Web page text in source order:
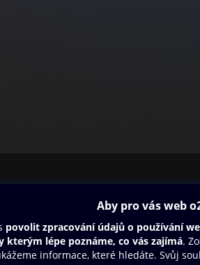
Dárkový poukaz
Nápověda
Oneplay
Sport